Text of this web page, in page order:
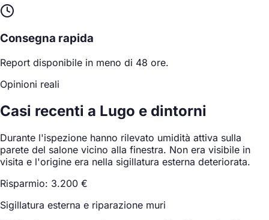
Consegna rapida
Report disponibile in meno di 48 ore.
Opinioni reali
Casi recenti a Lugo e dintorni
Durante l'ispezione hanno rilevato umidità attiva sulla
parete del salone vicino alla finestra. Non era visibile in
visita e l'origine era nella sigillatura esterna deteriorata.
Risparmio: 3.200 €
Sigillatura esterna e riparazione muri